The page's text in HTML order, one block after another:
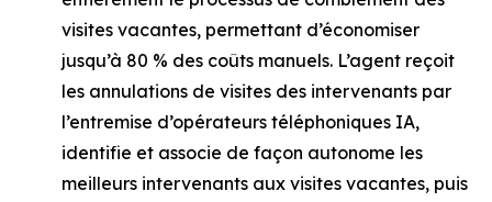
visites vacantes, permettant d’économiser
jusqu’à 80 % des coûts manuels. L’agent reçoit
les annulations de visites des intervenants par
l’entremise d’opérateurs téléphoniques IA,
identifie et associe de façon autonome les
meilleurs intervenants aux visites vacantes, puis